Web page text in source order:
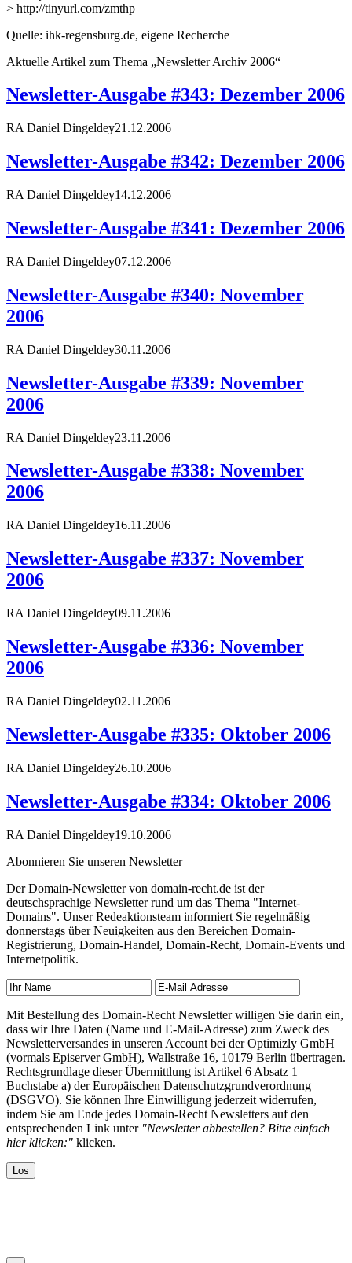
> http://tinyurl.com/zmthp
Quelle: ihk-regensburg.de, eigene Recherche
Aktuelle Artikel zum Thema „Newsletter Archiv 2006“
Newsletter-Ausgabe #343: Dezember 2006
RA Daniel Dingeldey21.12.2006
Newsletter-Ausgabe #342: Dezember 2006
RA Daniel Dingeldey14.12.2006
Newsletter-Ausgabe #341: Dezember 2006
RA Daniel Dingeldey07.12.2006
Newsletter-Ausgabe #340: November
2006
RA Daniel Dingeldey30.11.2006
Newsletter-Ausgabe #339: November
2006
RA Daniel Dingeldey23.11.2006
Newsletter-Ausgabe #338: November
2006
RA Daniel Dingeldey16.11.2006
Newsletter-Ausgabe #337: November
2006
RA Daniel Dingeldey09.11.2006
Newsletter-Ausgabe #336: November
2006
RA Daniel Dingeldey02.11.2006
Newsletter-Ausgabe #335: Oktober 2006
RA Daniel Dingeldey26.10.2006
Newsletter-Ausgabe #334: Oktober 2006
RA Daniel Dingeldey19.10.2006
Abonnieren Sie unseren Newsletter
Der Domain-Newsletter von domain-recht.de ist der
deutschsprachige Newsletter rund um das Thema "Internet-
Domains". Unser Redeaktionsteam informiert Sie regelmäßig
donnerstags über Neuigkeiten aus den Bereichen Domain-
Registrierung, Domain-Handel, Domain-Recht, Domain-Events und
Internetpolitik.
Mit Bestellung des Domain-Recht Newsletter willigen Sie darin ein,
dass wir Ihre Daten (Name und E-Mail-Adresse) zum Zweck des
Newsletterversandes in unseren Account bei der Optimizly GmbH
(vormals Episerver GmbH), Wallstraße 16, 10179 Berlin übertragen.
Rechtsgrundlage dieser Übermittlung ist Artikel 6 Absatz 1
Buchstabe a) der Europäischen Datenschutzgrundverordnung
(DSGVO). Sie können Ihre Einwilligung jederzeit widerrufen,
indem Sie am Ende jedes Domain-Recht Newsletters auf den
entsprechenden Link unter "Newsletter abbestellen? Bitte einfach
hier klicken:" klicken.